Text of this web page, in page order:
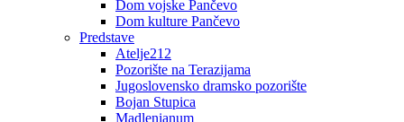
Dom vojske Pančevo
Dom kulture Pančevo
Predstave
Atelje212
Pozorište na Terazijama
Jugoslovensko dramsko pozorište
Bojan Stupica
Madlenianum